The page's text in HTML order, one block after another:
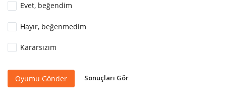
Evet, beğendim
Hayır, beğenmedim
Kararsızım
Oyumu Gönder Sonuçları Gör